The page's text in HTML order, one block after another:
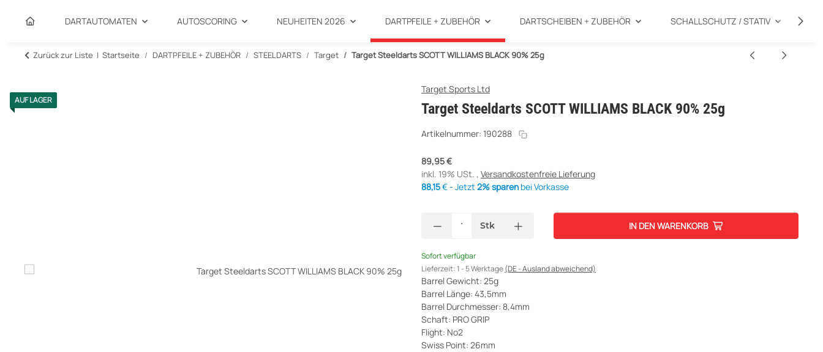
DARTAUTOMATEN AUTOSCORING NEUHEITEN 2026 DARTPFEILE + ZUBEHÖR DARTSCHEIBEN + ZUBEHÖR SCHALLSCHUTZ / STATIV
Zurück zur Liste Startseite DARTPFEILE + ZUBEHÖR STEELDARTS Target Target Steeldarts SCOTT WILLIAMS BLACK 90% 25g
AUF LAGER
Target Sports Ltd
Target Steeldarts SCOTT WILLIAMS BLACK 90% 25g
Artikelnummer: 190288
89,95 €
inkl. 19% USt. , Versandkostenfreie Lieferung
88,15€ - Jetzt 2% sparen bei Vorkasse
Stk IN DEN WARENKORB
Sofort verfügbar
Lieferzeit:1 - 5 Werktage(DE - Ausland abweichend)
Barrel Gewicht: 25g
Barrel Länge: 43,5mm
Barrel Durchmesser: 8,4mm
Schaft: PRO GRIP
Flight: No2
Swiss Point: 26mm